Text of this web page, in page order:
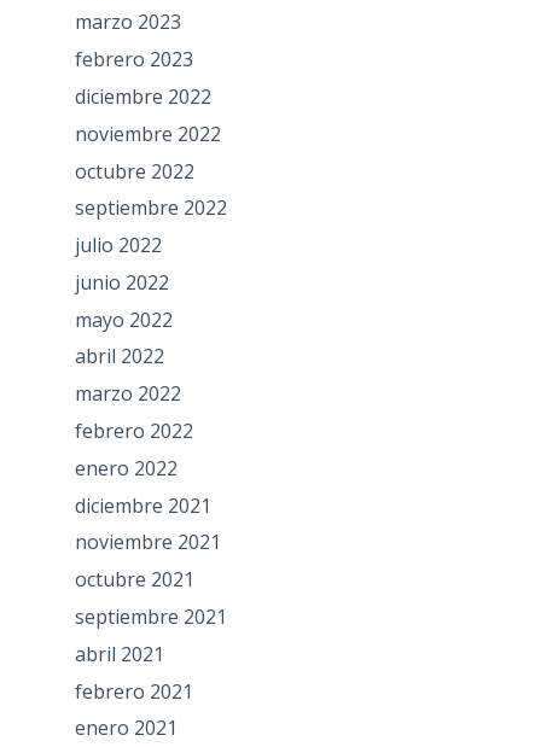
marzo 2023
febrero 2023
diciembre 2022
noviembre 2022
octubre 2022
septiembre 2022
julio 2022
junio 2022
mayo 2022
abril 2022
marzo 2022
febrero 2022
enero 2022
diciembre 2021
noviembre 2021
octubre 2021
septiembre 2021
abril 2021
febrero 2021
enero 2021